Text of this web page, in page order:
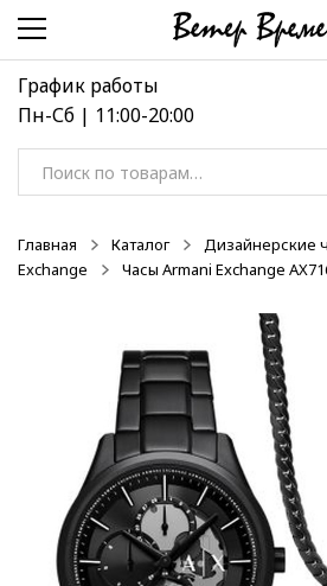
Перейти
навигации
Перейти
содержимому
График работы
Пн-Сб | 11:00-20:00
Искать:
Главная Каталог Дизайнерские
Exchange
Часы Armani Exchange